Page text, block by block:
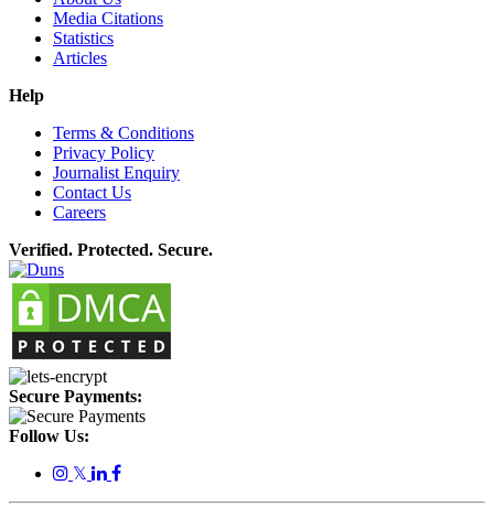
Media Citations
Statistics
Articles
Help
Terms & Conditions
Privacy Policy
Journalist Enquiry
Contact Us
Careers
Verified. Protected. Secure.
Secure Payments:
Follow Us:
𝕏